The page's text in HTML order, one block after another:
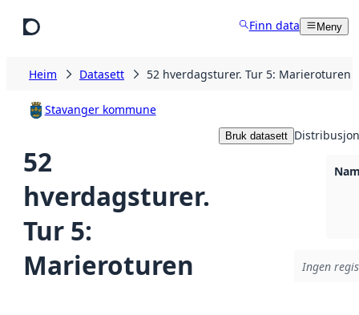
Finn data Meny
Heim Datasett 52 hverdagsturer. Tur 5: Marieroturen
Stavanger kommune
52
hverdagsturer.
Tur 5:
Marieroturen
Bruk datasett
Ingen